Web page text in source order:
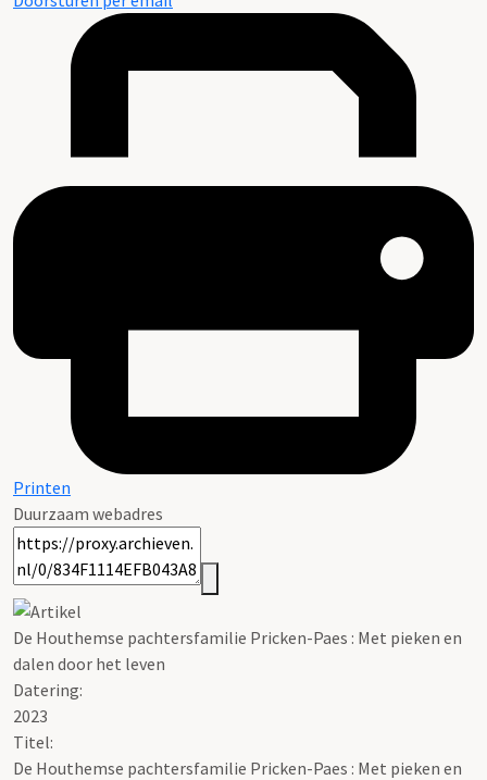
Printen
Duurzaam webadres
De Houthemse pachtersfamilie Pricken-Paes : Met pieken en
dalen door het leven
Datering:
2023
Titel:
De Houthemse pachtersfamilie Pricken-Paes : Met pieken en